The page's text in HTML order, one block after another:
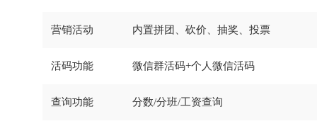
营销活动 内置拼团、砍价、抽奖、投票
活码功能 微信群活码+个人微信活码
查询功能 分数/分班/工资查询